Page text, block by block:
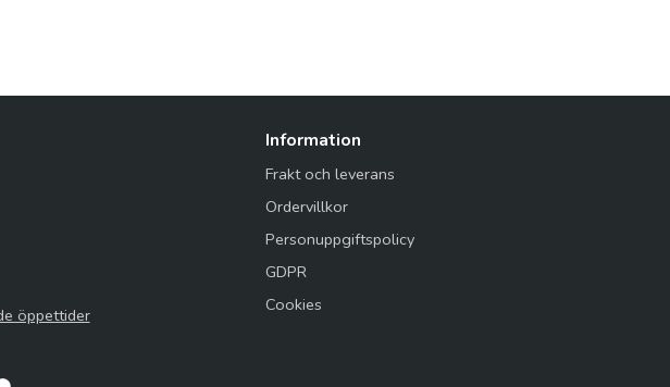
öppettider
Information
Frakt och leverans
Ordervillkor
Personuppgiftspolicy
GDPR
Cookies